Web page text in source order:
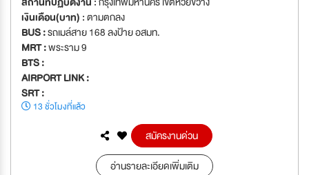
เงินเดือน(บาท) :ตามตกลง
BUS :รถเมล์สาย 168 ลงป้าย อสมท.
MRT :พระราม 9
BTS :
AIRPORT LINK :
SRT :
13 ชั่วโมงที่แล้ว
สมัครงานด่วน
อ่านรายละเอียดเพิ่มเติม